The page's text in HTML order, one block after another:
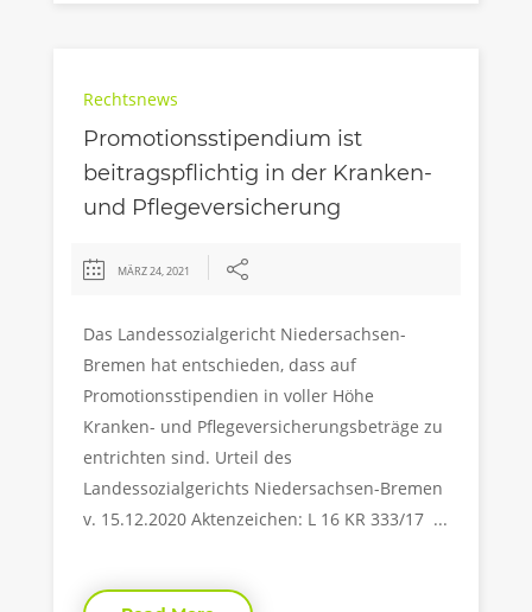
Rechtsnews
Promotionsstipendium ist
beitragspflichtig in der Kranken-
und Pflegeversicherung
MÄRZ 24, 2021
Das Landessozialgericht Niedersachsen-
Bremen hat entschieden, dass auf
Promotionsstipendien in voller Höhe
Kranken- und Pflegeversicherungsbeträge zu
entrichten sind. Urteil des
Landessozialgerichts Niedersachsen-Bremen
v. 15.12.2020 Aktenzeichen: L 16 KR 333/17 ...